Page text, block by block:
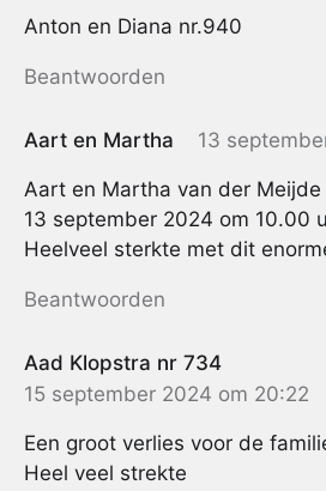
Anton en Diana nr.940
Beantwoorden
Aart en Martha 13
Aart en Martha van der Meijde
13 september 2024 om 10.00
Heelveel sterkte met dit
Beantwoorden
Aad Klopstra nr 734
15 september 2024 om 20:22
Een groot verlies voor de
Heel veel strekte